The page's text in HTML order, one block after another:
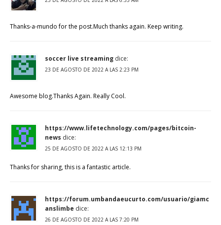
Thanks-a-mundo for the post.Much thanks again. Keep writing.
soccer live streaming dice:
23 DE AGOSTO DE 2022 A LAS 2:23 PM
Awesome blog.Thanks Again. Really Cool.
https://www.lifetechnology.com/pages/bitcoin-
news dice:
25 DE AGOSTO DE 2022 A LAS 12:13 PM
Thanks for sharing, this is a fantastic article.
https://forum.umbandaeucurto.com/usuario/giamc
anslimbe dice:
26 DE AGOSTO DE 2022 A LAS 7:20 PM